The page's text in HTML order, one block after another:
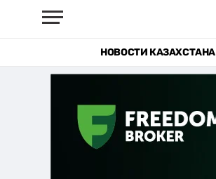
НОВОСТИ КАЗАХСТАНА